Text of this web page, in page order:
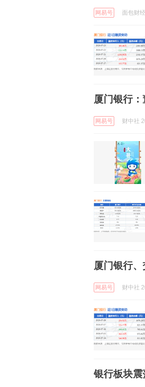
网易号 面包财
厦门银行
网易号 财中社
厦门银行
网易号 财中社
银行板块